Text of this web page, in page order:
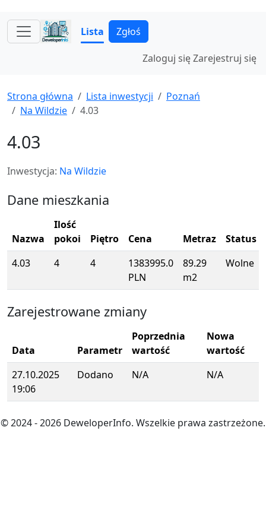
Lista Zgłoś
Zaloguj sięZarejestruj się
Strona główna Lista inwestycji
Poznań
Na Wildzie
4.03
4.03
Inwestycja: Na Wildzie
Dane mieszkania
Nazwa
Ilość
pokoi
Piętro Cena Metraz
Status
4.03
4 4
1383995.0
PLN
89.29
m2
Wolne
Zarejestrowane zmiany
Data Parametr
Poprzednia
wartość
Nowa
wartość
27.10.2025
19:06
Dodano N/A N/A
© 2024- 2026 DeweloperInfo. Wszelkie prawa zastrzeżone.